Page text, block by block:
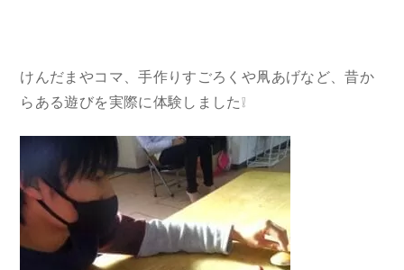
けんだまやコマ、手作りすごろくや凧あげなど、昔か
らある遊びを実際に体験しました❕